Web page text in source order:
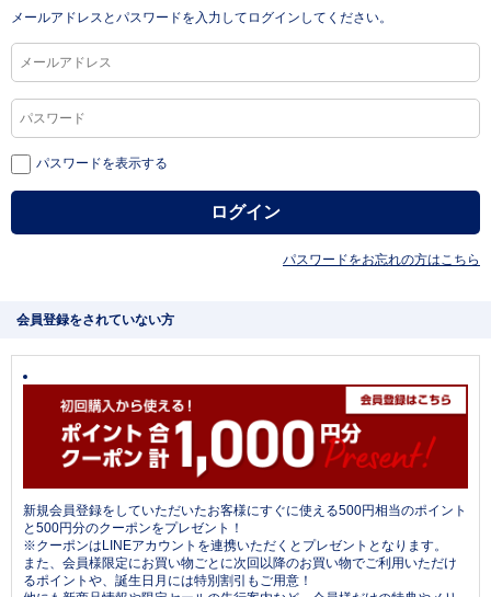
メールアドレスとパスワードを入力してログインしてください。
パスワードを表示する
パスワードをお忘れの方はこちら
会員登録をされていない方
新規会員登録をしていただいたお客様にすぐに使える500円相当のポイント
と500円分のクーポンをプレゼント！
※クーポンはLINEアカウントを連携いただくとプレゼントとなります。
また、会員様限定にお買い物ごとに次回以降のお買い物でご利用いただけ
るポイントや、誕生日月には特別割引もご用意！